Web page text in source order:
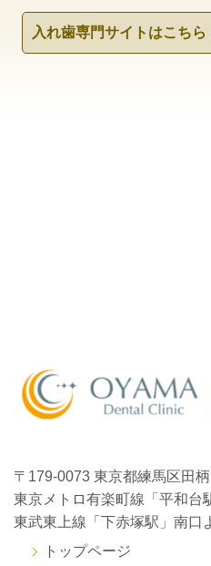
入れ歯専門サイトはこちら
〒179-0073 東京都練馬区田
東京メトロ有楽町線「平和台
東武東上線「下赤塚駅」南口
トップページ